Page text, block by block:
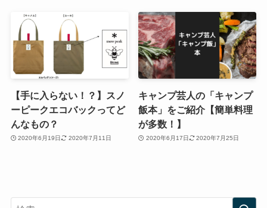
【手に入らない！？】スノ
ーピークエコバックってど
んなもの？
2020年6月19日 2020年7月11日
キャンプ芸人の「キャンプ
飯本」をご紹介【簡単料理
が多数！】
2020年6月17日 2020年7月25日